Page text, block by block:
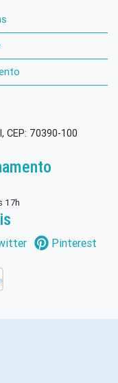
CEP: 70390-100
17h
Pinterest